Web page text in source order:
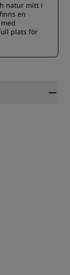
natur mitt i
en
plats för